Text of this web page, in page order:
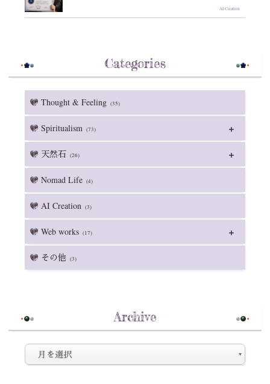
AI Creation
Categories
Thought & Feeling (35)
Spiritualism (73)
天然石 (26)
Nomad Life (4)
AI Creation (3)
Web works (17)
その他 (3)
Archive